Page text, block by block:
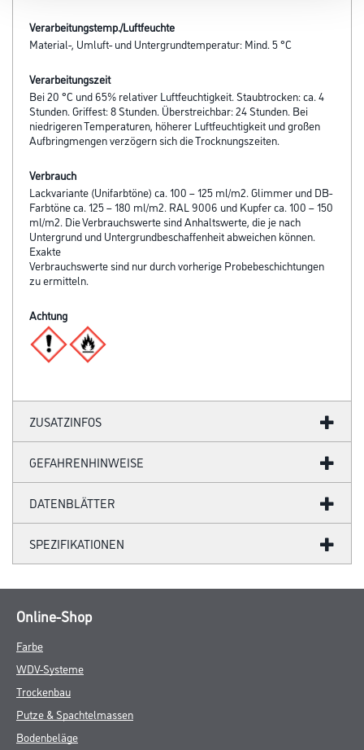
Verarbeitungstemp./Luftfeuchte
Material-, Umluft- und Untergrundtemperatur: Mind. 5 °C
Verarbeitungszeit
Bei 20 °C und 65% relativer Luftfeuchtigkeit. Staubtrocken: ca. 4
Stunden. Griffest: 8 Stunden. Überstreichbar: 24 Stunden. Bei
niedrigeren Temperaturen, höherer Luftfeuchtigkeit und großen
Aufbringmengen verzögern sich die Trocknungszeiten.
Verbrauch
Lackvariante (Unifarbtöne) ca. 100 – 125 ml/m2. Glimmer und DB-
Farbtöne ca. 125 – 180 ml/m2. RAL 9006 und Kupfer ca. 100 – 150
ml/m2. Die Verbrauchswerte sind Anhaltswerte, die je nach
Untergrund und Untergrundbeschaffenheit abweichen können.
Exakte
Verbrauchswerte sind nur durch vorherige Probebeschichtungen
zu ermitteln.
Achtung
ZUSATZINFOS
GEFAHRENHINWEISE
DATENBLÄTTER
SPEZIFIKATIONEN
Online-Shop
Farbe
WDV-Systeme
Trockenbau
Putze & Spachtelmassen
Bodenbeläge